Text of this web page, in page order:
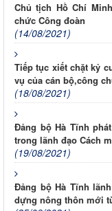
Chủ tịch Hồ Chí
chức Công đoàn
(14/08/2021)
Tiếp tục xiết chặt kỷ
vụ của cán bộ,công
(18/08/2021)
Đảng bộ Hà Tĩnh
trong lãnh đạo Cách
(19/08/2021)
Đảng bộ Hà Tĩnh
dựng nông thôn mới